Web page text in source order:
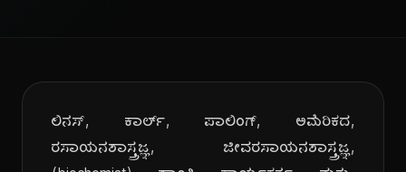
ಲಿನಸ್, ಕಾರ್ಲ್, ಪಾಲಿಂಗ್, ಅಮೆರಿಕದ,
ರಸಾಯನಶಾಸ್ತ್ರಜ್ಞ, ಜೀವರಸಾಯನಶಾಸ್ತ್ರಜ್ಞ,